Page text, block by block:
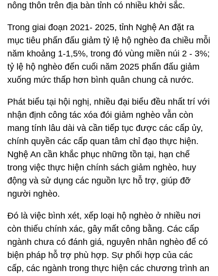
nông thôn trên địa bàn tỉnh có nhiều khởi sắc.
Trong giai đoạn 2021- 2025, tỉnh Nghệ An đặt ra
mục tiêu phấn đấu giảm tỷ lệ hộ nghèo đa chiều mỗi
năm khoảng 1-1,5%, trong đó vùng miền núi 2 - 3%;
tỷ lệ hộ nghèo đến cuối năm 2025 phấn đấu giảm
xuống mức thấp hơn bình quân chung cả nước.
Phát biểu tại hội nghị, nhiều đại biểu đều nhất trí với
nhận định công tác xóa đói giảm nghèo vẫn còn
mang tính lâu dài và cần tiếp tục được các cấp ủy,
chính quyền các cấp quan tâm chỉ đạo thực hiện.
Nghệ An cần khắc phục những tồn tại, hạn chế
trong việc thực hiện chính sách giảm nghèo, huy
động và sử dụng các nguồn lực hỗ trợ, giúp đỡ
người nghèo.
Đó là việc bình xét, xếp loại hộ nghèo ở nhiều nơi
còn thiếu chính xác, gây mất công bằng. Các cấp
ngành chưa có đánh giá, nguyên nhân nghèo để có
biện pháp hỗ trợ phù hợp. Sự phối hợp của các
cấp, các ngành trong thực hiện các chương trình an